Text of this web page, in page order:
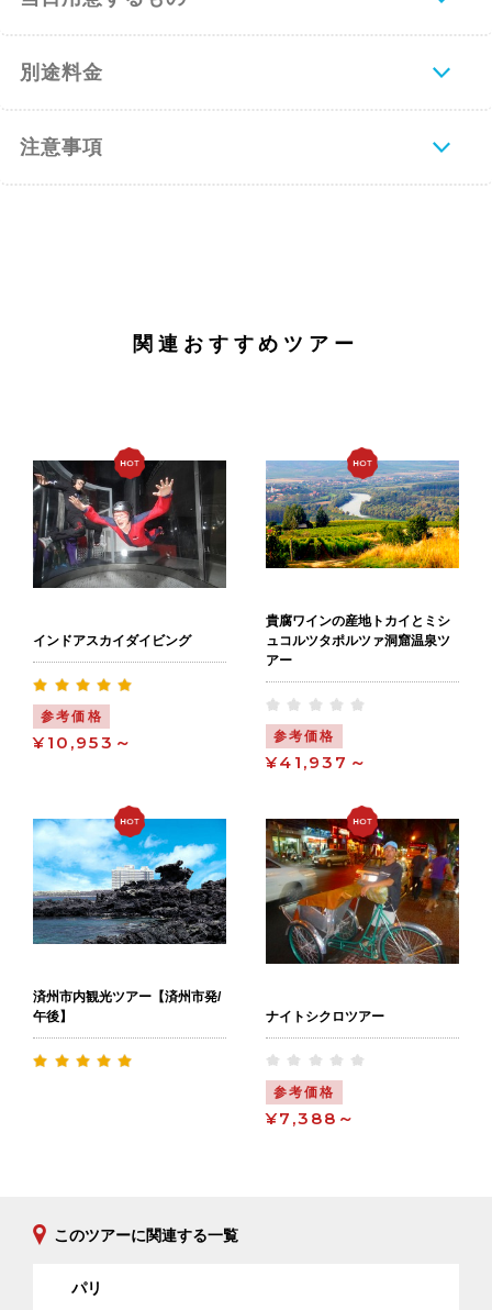
別途料金
注意事項
関連おすすめツアー
インドアスカイダイビング
参考価格
¥10,953～
貴腐ワインの産地トカイとミシ
ュコルツタポルツァ洞窟温泉ツ
アー
参考価格
¥41,937～
済州市内観光ツアー【済州市発/
午後】
ナイトシクロツアー
参考価格
¥7,388～
このツアーに関連する一覧
パリ